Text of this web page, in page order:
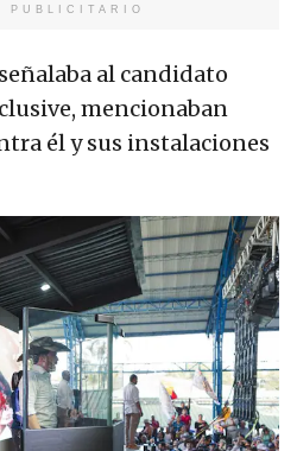
PUBLICITARIO
al candidato
mencionaban
él y sus instalaciones